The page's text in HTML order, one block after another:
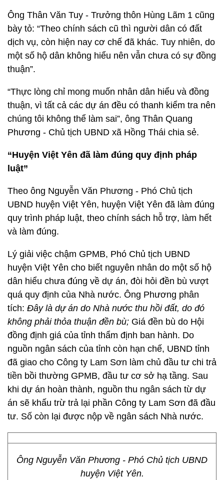
Ông Thân Văn Tuy - Trưởng thôn Hùng Lãm 1 cũng
bày tỏ: “Theo chính sách cũ thì người dân có đất
dịch vụ, còn hiện nay cơ chế đã khác. Tuy nhiên, do
một số hộ dân không hiểu nên vẫn chưa có sự đồng
thuận”.
“Thực lòng chỉ mong muốn nhân dân hiểu và đồng
thuận, vì tất cả các dự án đều có thanh kiểm tra nên
chúng tôi không thể làm sai”, ông Thân Quang
Phương - Chủ tịch UBND xã Hồng Thái chia sẻ.
“Huyện Việt Yên đã làm đúng quy định pháp
luật”
Theo ông Nguyễn Văn Phương - Phó Chủ tịch
UBND huyện Việt Yên, huyện Việt Yên đã làm đúng
quy trình pháp luật, theo chính sách hỗ trợ, làm hết
và làm đúng.
Lý giải việc chậm GPMB, Phó Chủ tịch UBND
huyện Việt Yên cho biết nguyên nhân do một số hộ
dân hiểu chưa đúng về dự án, đòi hỏi đền bù vượt
quá quy định của Nhà nước. Ông Phương phân
tích: Đây là dự án do Nhà nước thu hồi đất, do đó
không phải thỏa thuận đền bù; Giá đền bù do Hội
đồng định giá của tỉnh thẩm định ban hành. Do
nguồn ngân sách của tỉnh còn hạn chế, UBND tỉnh
đã giao cho Công ty Lam Sơn làm chủ đầu tư chi trả
tiền bồi thường GPMB, đầu tư cơ sở hạ tầng. Sau
khi dự án hoàn thành, nguồn thu ngân sách từ dự
án sẽ khấu trừ trả lại phần Công ty Lam Sơn đã đầu
tư. Số còn lại được nộp về ngân sách Nhà nước.
Ông Nguyễn Văn Phương - Phó Chủ tịch UBND
huyện Việt Yên.